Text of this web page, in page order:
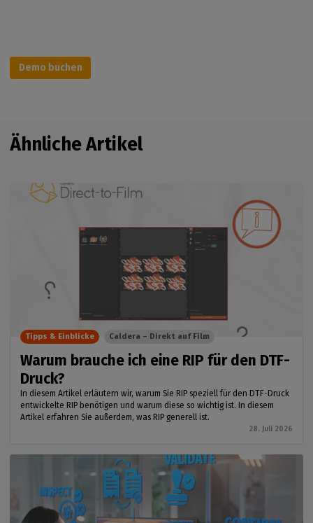
Demo buchen
Ähnliche Artikel
Warum brauche ich eine RIP für den DTF-
Druck?
In diesem Artikel erläutern wir, warum Sie RIP speziell für den DTF-Druck
entwickelte RIP benötigen und warum diese so wichtig ist. In diesem
Artikel erfahren Sie außerdem, was RIP generell ist.
28. Juli 2026
Tipps & Einblicke Caldera – Direkt auf Film